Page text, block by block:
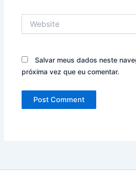
Salvar meus dados neste
próxima vez que eu comentar.